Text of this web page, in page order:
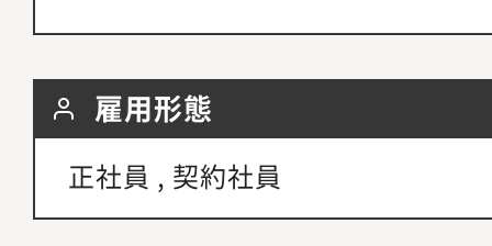
雇用形態
正社員 , 契約社員